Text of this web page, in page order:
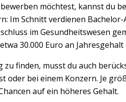
möchtest, kannst du
Im Schnitt verdienen
im Gesundheitswesen
30.000 Euro an Jahresgehalt
finden, musst du auch
oder bei einem Konzern. Je
auf ein höheres Gehalt.